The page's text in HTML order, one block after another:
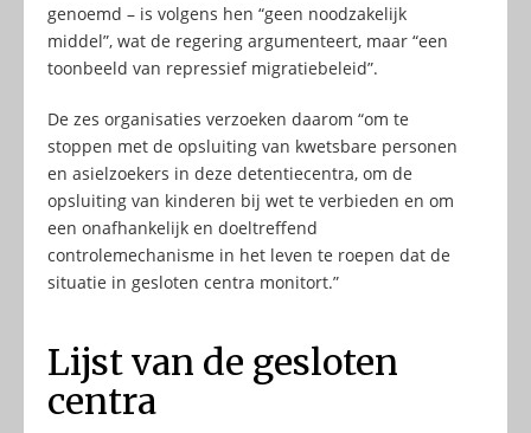
genoemd – is volgens hen “geen noodzakelijk
middel”, wat de regering argumenteert, maar “een
toonbeeld van repressief migratiebeleid”.
De zes organisaties verzoeken daarom “om te
stoppen met de opsluiting van kwetsbare personen
en asielzoekers in deze detentiecentra, om de
opsluiting van kinderen bij wet te verbieden en om
een onafhankelijk en doeltreffend
controlemechanisme in het leven te roepen dat de
situatie in gesloten centra monitort.”
Lijst van de gesloten
centra